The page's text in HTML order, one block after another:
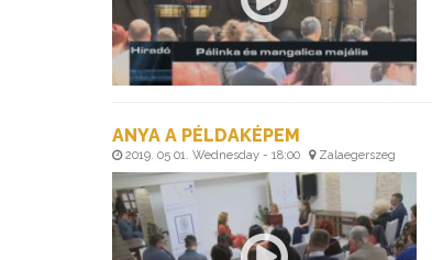
ANYA A PÉLDAKÉPEM
2019. 05 01. Wednesday - 18:00 Zalaegerszeg